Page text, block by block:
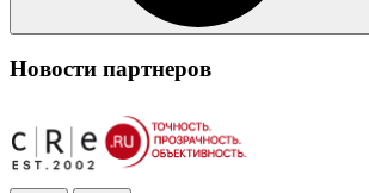
Новости партнеров